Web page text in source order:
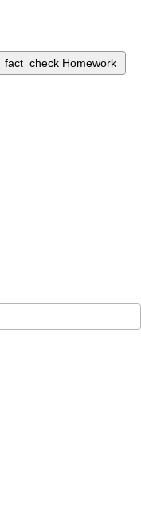
fact_check Homework